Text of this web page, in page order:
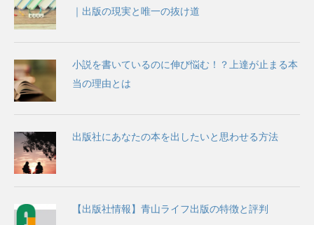
｜出版の現実と唯一の抜け道
小説を書いているのに伸び悩む！？上達が止まる本
当の理由とは
出版社にあなたの本を出したいと思わせる方法
【出版社情報】青山ライフ出版の特徴と評判